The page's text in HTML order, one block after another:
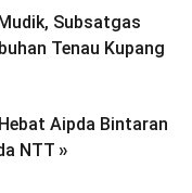
Subsatgas
Tenau Kupang
Aipda Bintaran
NTT »